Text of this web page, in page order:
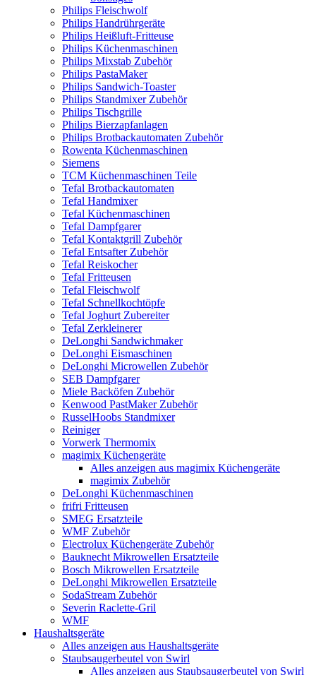
Philips Fleischwolf
Philips Handrührgeräte
Philips Heißluft-Fritteuse
Philips Küchenmaschinen
Philips Mixstab Zubehör
Philips PastaMaker
Philips Sandwich-Toaster
Philips Standmixer Zubehör
Philips Tischgrille
Philips Bierzapfanlagen
Philips Brotbackautomaten Zubehör
Rowenta Küchenmaschinen
Siemens
TCM Küchenmaschinen Teile
Tefal Brotbackautomaten
Tefal Handmixer
Tefal Küchenmaschinen
Tefal Dampfgarer
Tefal Kontaktgrill Zubehör
Tefal Entsafter Zubehör
Tefal Reiskocher
Tefal Fritteusen
Tefal Fleischwolf
Tefal Schnellkochtöpfe
Tefal Joghurt Zubereiter
Tefal Zerkleinerer
DeLonghi Sandwichmaker
DeLonghi Eismaschinen
DeLonghi Microwellen Zubehör
SEB Dampfgarer
Miele Backöfen Zubehör
Kenwood PastMaker Zubehör
RusselHoobs Standmixer
Reiniger
Vorwerk Thermomix
magimix Küchengeräte
Alles anzeigen aus magimix Küchengeräte
magimix Zubehör
DeLonghi Küchenmaschinen
frifri Fritteusen
SMEG Ersatzteile
WMF Zubehör
Electrolux Küchengeräte Zubehör
Bauknecht Mikrowellen Ersatzteile
Bosch Mikrowellen Ersatzteile
DeLonghi Mikrowellen Ersatzteile
SodaStream Zubehör
Severin Raclette-Gril
WMF
Haushaltsgeräte
Alles anzeigen aus Haushaltsgeräte
Staubsaugerbeutel von Swirl
Alles anzeigen aus Staubsaugerbeutel von Swirl